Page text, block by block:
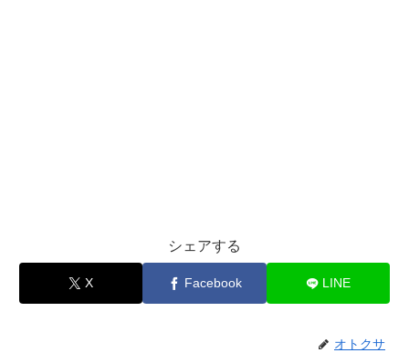
シェアする
X Facebook LINE
オトクサ